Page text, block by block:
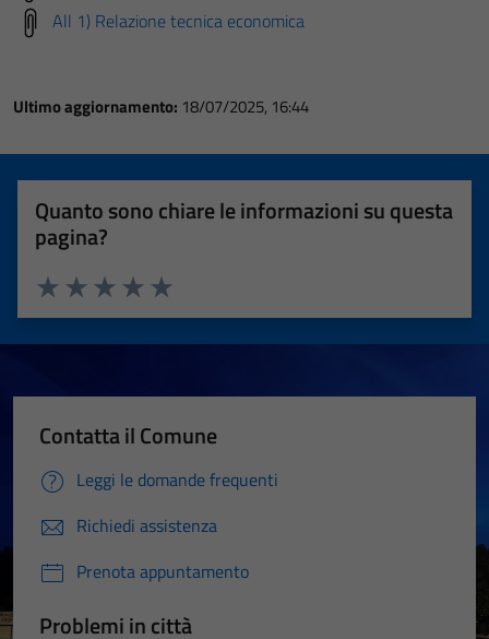
All 1) Relazione tecnica economica
Ultimo aggiornamento: 18/07/2025, 16:44
Quanto sono chiare le informazioni su questa
pagina?
Valuta 5 stelle su 5
Valuta 4 stelle su 5
Valuta 3 stelle su 5
Valuta 2 stelle su 5
Valuta 1 stelle su 5
Contatta il Comune
Leggi le domande frequenti
Richiedi assistenza
Prenota appuntamento
Problemi in città